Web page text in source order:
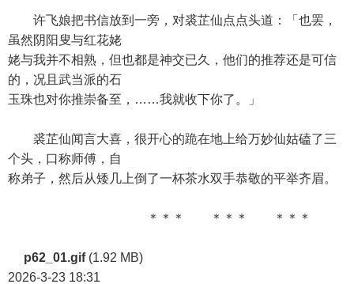
许飞娘把书信放到一旁，对裘芷仙点点头道：「也罢，
虽然阴阳叟与红花姥
姥与我并不相熟，但也都是神交已久，他们的推荐还是可信
的，况且武当派的石
玉珠也对你推崇备至，……我就收下你了。」
裘芷仙闻言大喜，很开心的跪在地上给万妙仙姑磕了三
个头，口称师傅，自
称弟子，然后从矮几上倒了一杯茶水双手恭敬的平举齐眉。
＊＊＊ ＊＊＊ ＊＊＊
p62_01.gif(1.92 MB)
2026-3-23 18:31